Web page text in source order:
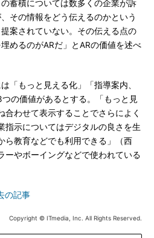
蓄積については数多くの企業が訴
その情報をどう伝えるのかという
案されていない。その伝える点の
めるのがARだ」とARの価値を述べ
「もっと見える化」「指導案内、
の価値があるとする。「もっと見
合わせて表示することでさらによく
指示についてはデジタルの良さを生
ら教育などでも利用できる」（西
ーやボーイングなどで使われている
の記事
Copyright © ITmedia, Inc. All Rights Reserved.